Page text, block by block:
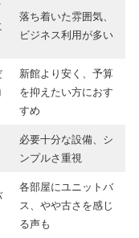
落ち着いた雰囲気、
ビジネス利用が多い
新館より安く、予算
を抑えたい方におす
すめ
必要十分な設備、シ
ンプルさ重視
各部屋にユニットバ
ス、やや古さを感じ
る声も